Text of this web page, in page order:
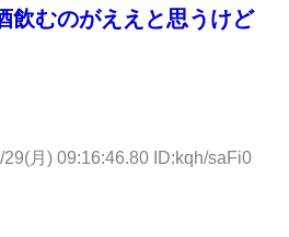
飲むのがええと思うけど
29(月) 09:16:46.80 ID:kqh/saFi0